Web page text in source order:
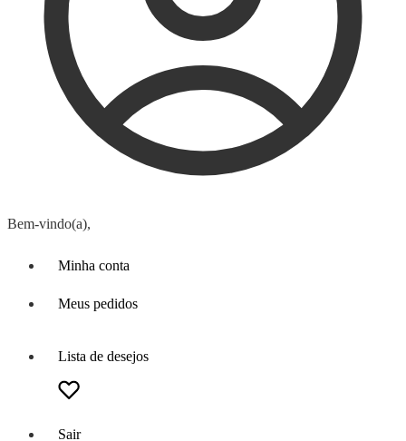
Bem-vindo(a),
Minha conta
Meus pedidos
Lista de desejos
Sair